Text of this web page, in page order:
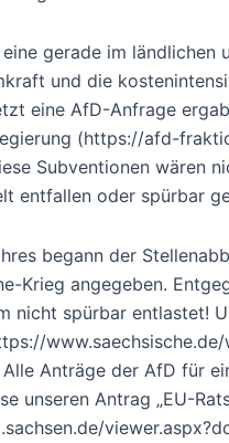
gerade im
und die
eine AfD-Anfrage
(https://afd-
Subventionen wären
entfallen oder spürbar
begann der
Krieg angegeben.
nicht spürbar entlastet!
Anträge der AfD für
unseren Antrag „EU-